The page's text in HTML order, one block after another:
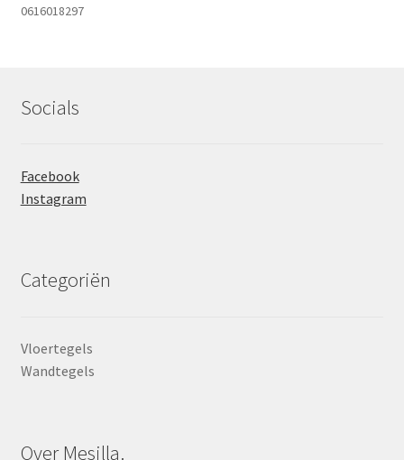
0616018297
Socials
Facebook
Instagram
Categoriën
Vloertegels
Wandtegels
Over Mesilla.